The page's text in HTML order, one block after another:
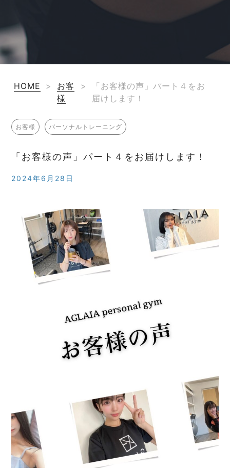
HOME >
お客
様
>
「お客様の声」パート４をお
届けします！
お客様 パーソナルトレーニング
「お客様の声」パート４をお届けします！
2024年6月28日